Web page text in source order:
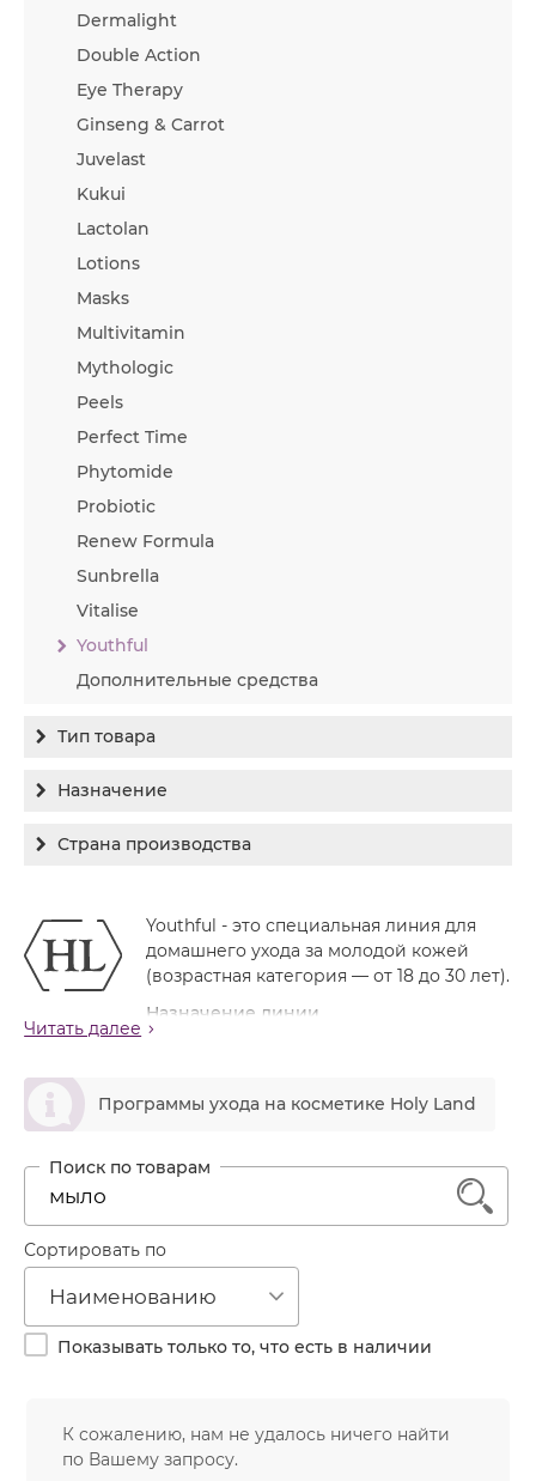
Dermalight
Double Action
Eye Therapy
Ginseng & Carrot
Juvelast
Kukui
Lactolan
Lotions
Masks
Multivitamin
Mythologic
Peels
Perfect Time
Phytomide
Probiotic
Renew Formula
Sunbrella
Vitalise
Youthful
Дополнительные средства
Тип товара
Бальзам
Концентрат
Крем солнцезащитный
Крем тональный
Мусс
Мыло
Набор косметики
Пилинг
Пудра
Шампунь
Назначение
Гиперпигментация
Заживление
Лечение акне
Обновление кожи
Очищение
Против морщин
Увлажнение
Страна производства
Канада
Россия
Youthful - это специальная линия для
домашнего ухода за молодой кожей
(возрастная категория — от 18 до 30 лет).
Назначение линии
Восстановление кожи после терапевтического
процедур
Профилактика обострений угревой болезни за
счет улучшения качества кожи
Противовоспалительное, антисеборейное
действие, сокращение пор
Активные ингредиенты линии
В состав линии входит уникальный компонент —
«кровь дракона»
— смола растущего в тропических
лесах Амазонки драконового дерева, которая
обладает сильным антибактериальным и
стягивающим действием, а также стимулирует синтез
подобранные экстракты лекарственных растений:
эхинацеи, ромашки, арники, календулы, гаммамелиса,
Читать далее
ဆ Программы ухода на косметике Holy Land
1
Сортировать по
Наименованию
Показывать только то, что есть в наличии
К сожалению, нам не удалось ничего найти
по Вашему запросу.